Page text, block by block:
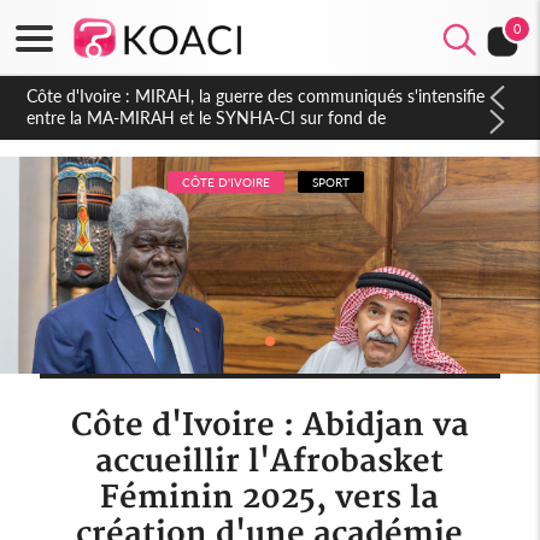
0
Côte d'Ivoire : Indépendance 2026, Thiam plaide pour un
environnement démocratique plus apaisé
CÔTE D'IVOIRE SPORT
Côte d'Ivoire : Abidjan va
accueillir l'Afrobasket
Féminin 2025, vers la